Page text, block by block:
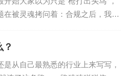
被灵魂拷问着：合规之后，我们
从自己最熟悉的行业上来写写，